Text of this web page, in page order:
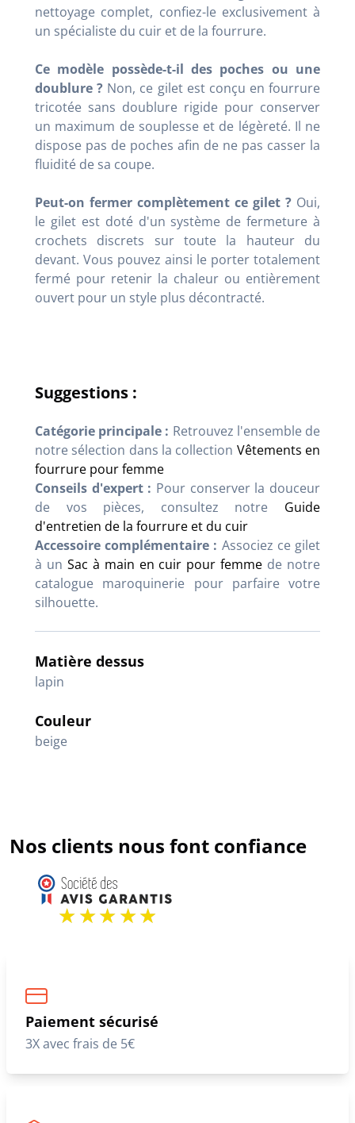
nettoyage complet, confiez-le exclusivement à
un spécialiste du cuir et de la fourrure.
Ce modèle possède-t-il des poches ou une
doublure ? Non, ce gilet est conçu en fourrure
tricotée sans doublure rigide pour conserver
un maximum de souplesse et de légèreté. Il ne
dispose pas de poches afin de ne pas casser la
fluidité de sa coupe.
Peut-on fermer complètement ce gilet ? Oui,
le gilet est doté d'un système de fermeture à
crochets discrets sur toute la hauteur du
devant. Vous pouvez ainsi le porter totalement
fermé pour retenir la chaleur ou entièrement
ouvert pour un style plus décontracté.
Suggestions :
Catégorie principale : Retrouvez l'ensemble de
notre sélection dans la collection Vêtements en
fourrure pour femme
Conseils d'expert : Pour conserver la douceur
de vos pièces, consultez notre Guide
d'entretien de la fourrure et du cuir
Accessoire complémentaire : Associez ce gilet
à un Sac à main en cuir pour femme de notre
catalogue maroquinerie pour parfaire votre
silhouette.
Matière dessus
lapin
Couleur
beige
Nos clients nous font confiance
Paiement sécurisé
3X avec frais de 5€